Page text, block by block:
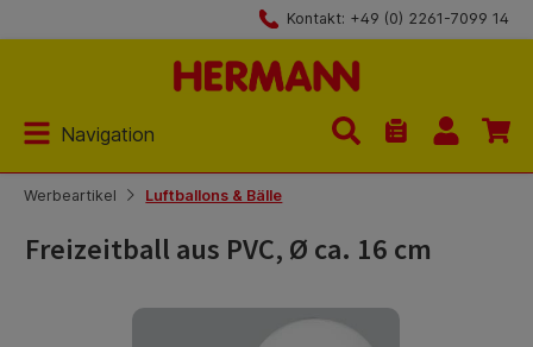
Kontakt: +49 (0) 2261-7099 14
Navigation
Du hast 0
Werbeartikel Luftballons & Bälle
Freizeitball aus PVC, Ø ca. 16 cm
Bildergalerie überspringen